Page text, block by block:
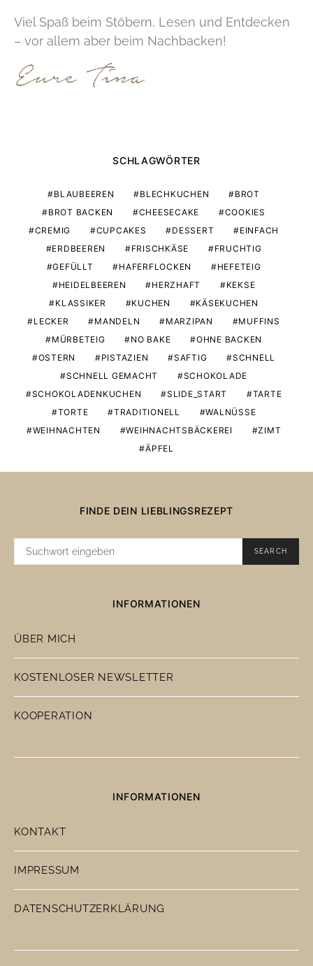
Viel Spaß beim Stöbern, Lesen und Entdecken
– vor allem aber beim Nachbacken!
SCHLAGWÖRTER
BLAUBEEREN BLECHKUCHEN
BROT
BROT BACKEN
CHEESECAKE
COOKIES
CREMIG
CUPCAKES DESSERT
EINFACH
ERDBEEREN
FRISCHKÄSE
FRUCHTIG
GEFÜLLT
HAFERFLOCKEN
HEFETEIG
HEIDELBEEREN
HERZHAFT
KEKSE
KLASSIKER
KUCHEN
KÄSEKUCHEN
LECKER
MANDELN MARZIPAN
MUFFINS
MÜRBETEIG
NO BAKE
OHNE BACKEN
OSTERN
PISTAZIEN SAFTIG
SCHNELL
SCHNELL GEMACHT
SCHOKOLADE
SCHOKOLADENKUCHEN
SLIDE_START
TARTE
TORTE
TRADITIONELL
WALNÜSSE
WEIHNACHTEN
WEIHNACHTSBÄCKEREI
ZIMT
ÄPFEL
FINDE DEIN LIEBLINGSREZEPT
SUCHE
SEARCH
INFORMATIONEN
ÜBER MICH
KOSTENLOSER NEWSLETTER
KOOPERATION
INFORMATIONEN
KONTAKT
IMPRESSUM
DATENSCHUTZERKLÄRUNG